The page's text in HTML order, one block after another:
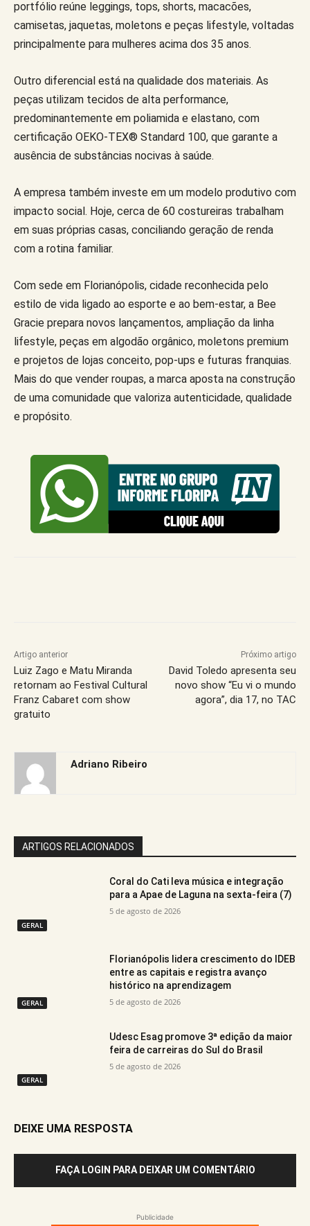
portfólio reúne leggings, tops, shorts, macacões,
camisetas, jaquetas, moletons e peças lifestyle, voltadas
principalmente para mulheres acima dos 35 anos.
Outro diferencial está na qualidade dos materiais. As
peças utilizam tecidos de alta performance,
predominantemente em poliamida e elastano, com
certificação OEKO-TEX® Standard 100, que garante a
ausência de substâncias nocivas à saúde.
A empresa também investe em um modelo produtivo com
impacto social. Hoje, cerca de 60 costureiras trabalham
em suas próprias casas, conciliando geração de renda
com a rotina familiar.
Com sede em Florianópolis, cidade reconhecida pelo
estilo de vida ligado ao esporte e ao bem-estar, a Bee
Gracie prepara novos lançamentos, ampliação da linha
lifestyle, peças em algodão orgânico, moletons premium
e projetos de lojas conceito, pop-ups e futuras franquias.
Mais do que vender roupas, a marca aposta na construção
de uma comunidade que valoriza autenticidade, qualidade
e propósito.
Artigo anterior
Luiz Zago e Matu Miranda
retornam ao Festival Cultural
Franz Cabaret com show
gratuito
Próximo artigo
David Toledo apresenta seu
novo show “Eu vi o mundo
agora”, dia 17, no TAC
Adriano Ribeiro
ARTIGOS RELACIONADOS
GERAL
Coral do Cati leva música e integração
para a Apae de Laguna na sexta-feira (7)
5 de agosto de 2026
GERAL
Florianópolis lidera crescimento do IDEB
entre as capitais e registra avanço
histórico na aprendizagem
5 de agosto de 2026
GERAL
Udesc Esag promove 3ª edição da maior
feira de carreiras do Sul do Brasil
5 de agosto de 2026
DEIXE UMA RESPOSTA
FAÇA LOGIN PARA DEIXAR UM COMENTÁRIO
Publicidade